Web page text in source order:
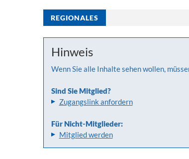
REGIONALES
Hinweis
Wenn Sie alle Inhalte sehen wollen,
Sind Sie Mitglied?
Zugangslink anfordern
Für Nicht-Mitglieder:
Mitglied werden